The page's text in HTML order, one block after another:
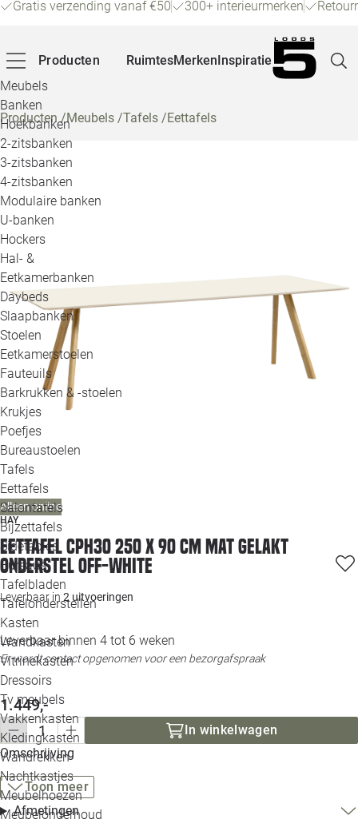
Gratis verzending vanaf €50 300+ interieurmerken
Producten
Meubels
Banken
Hoekbanken
2-zitsbanken
3-zitsbanken
4-zitsbanken
Modulaire banken
U-banken
Hockers
Hal- &
Eetkamerbanken
Daybeds
Slaapbanken
Stoelen
Eetkamerstoelen
Fauteuils
Barkrukken & -stoelen
Krukjes
Poefjes
Bureaustoelen
Tafels
Eettafels
Salontafels
Bijzettafels
Sidetables
Bureaus
Tafelbladen
Tafelonderstellen
Kasten
Wandkasten
Vitrinekasten
Dressoirs
Tv meubels
Vakkenkasten
Kledingkasten
Wandrekken
Nachtkastjes
Meubelhoezen
Meubelonderhoud
RuimtesMerkenInspiratie
Producten/Meubels /Tafels /Eettafels
Alleen online
HAY
Eettafel CPH30 250 x 90 cm mat gelakt
onderstel Off-white
Leverbaar in 2 uitvoeringen
Leverbaar binnen 4 tot 6 weken
Er wordt contact opgenomen voor een bezorgafspraak
1.449,-
In winkelwagen
Omschrijving
Toon meer
Afmetingen